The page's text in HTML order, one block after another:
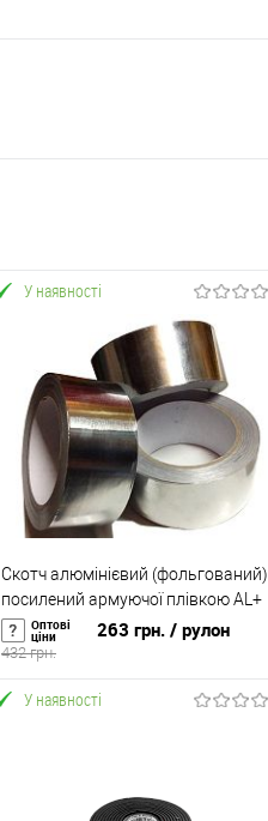
У наявності
Скотч алюмінієвий (фольгований)
посилений армуючої плівкою AL+
PET 75мм (40м)
Оптові
ціни 263 грн. / рулон
432 грн.
порівняння
У наявності